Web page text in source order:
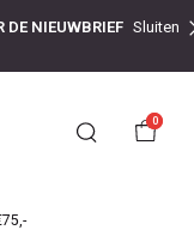
DE NIEUWBRIEF Sluiten
0